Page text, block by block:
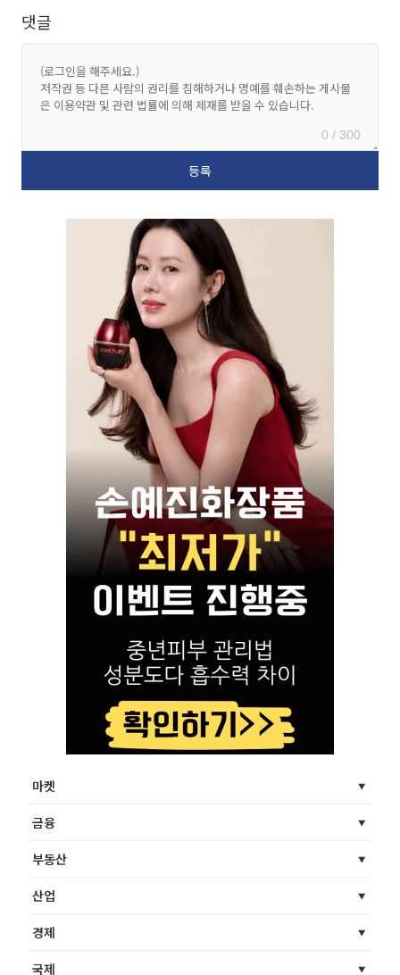
댓글
0 / 300
마켓
금융
부동산
산업
경제
국제